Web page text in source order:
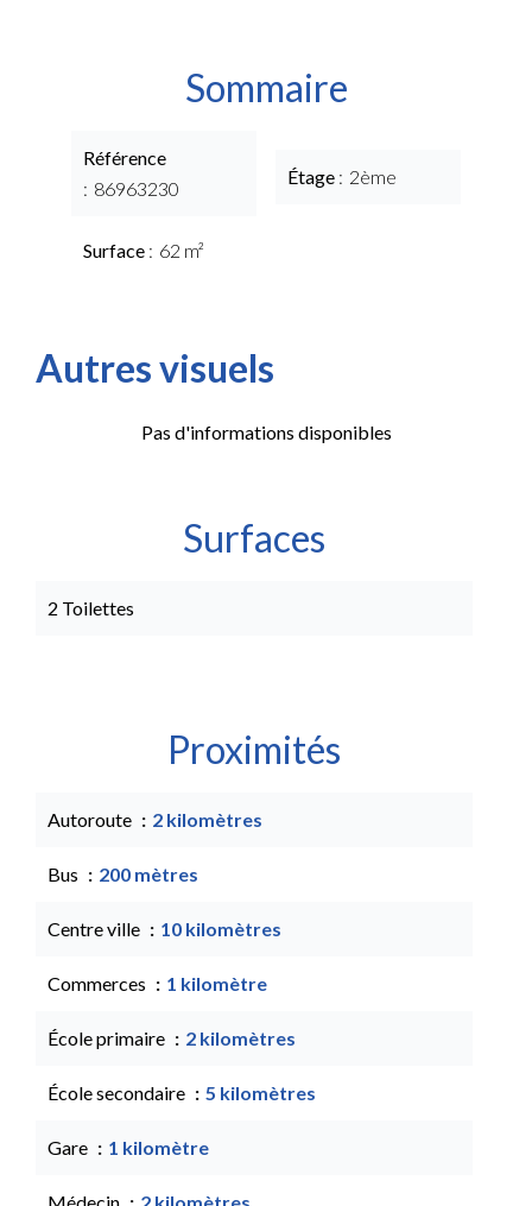
Sommaire
Référence
86963230
Surface 62 m²
Étage 2ème
Autres visuels
Pas d'informations disponibles
Surfaces
2 Toilettes
Proximités
Autoroute 2 kilomètres
Bus 200 mètres
Centre ville 10 kilomètres
Commerces 1 kilomètre
École primaire 2 kilomètres
École secondaire 5 kilomètres
Gare 1 kilomètre